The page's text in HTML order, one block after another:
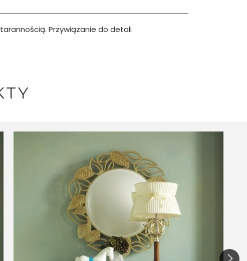
Przywiązanie do detali